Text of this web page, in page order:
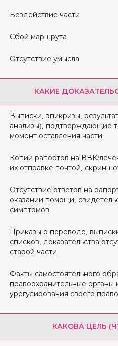
Бездействие части
Сбой маршрута
Отсутствие умысла
КАКИЕ
Выписки, эпикризы,
анализы), подтверждающие
момент оставления части.
Копии рапортов на ВВК/
их отправке почтой,
Отсутствие ответов на
оказании помощи,
симптомов.
Приказы о переводе,
списков, доказательства
старой части.
Факты самостоятельного
правоохранительные органы
урегулирования своего
КАКОВА ЦЕЛЬ